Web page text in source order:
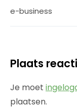
e-business
Plaats
Je moet
plaatsen.